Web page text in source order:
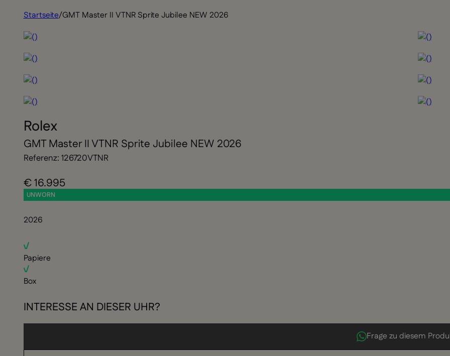
Startseite/GMT Master II VTNR Sprite Jubilee NEW 2026
Rolex
GMT Master II VTNR Sprite Jubilee NEW 2026
Referenz: 126720VTNR
€ 16.995
UNWORN
2026
Papiere
Box
INTERESSE AN DIESER UHR?
Frage zu diesem